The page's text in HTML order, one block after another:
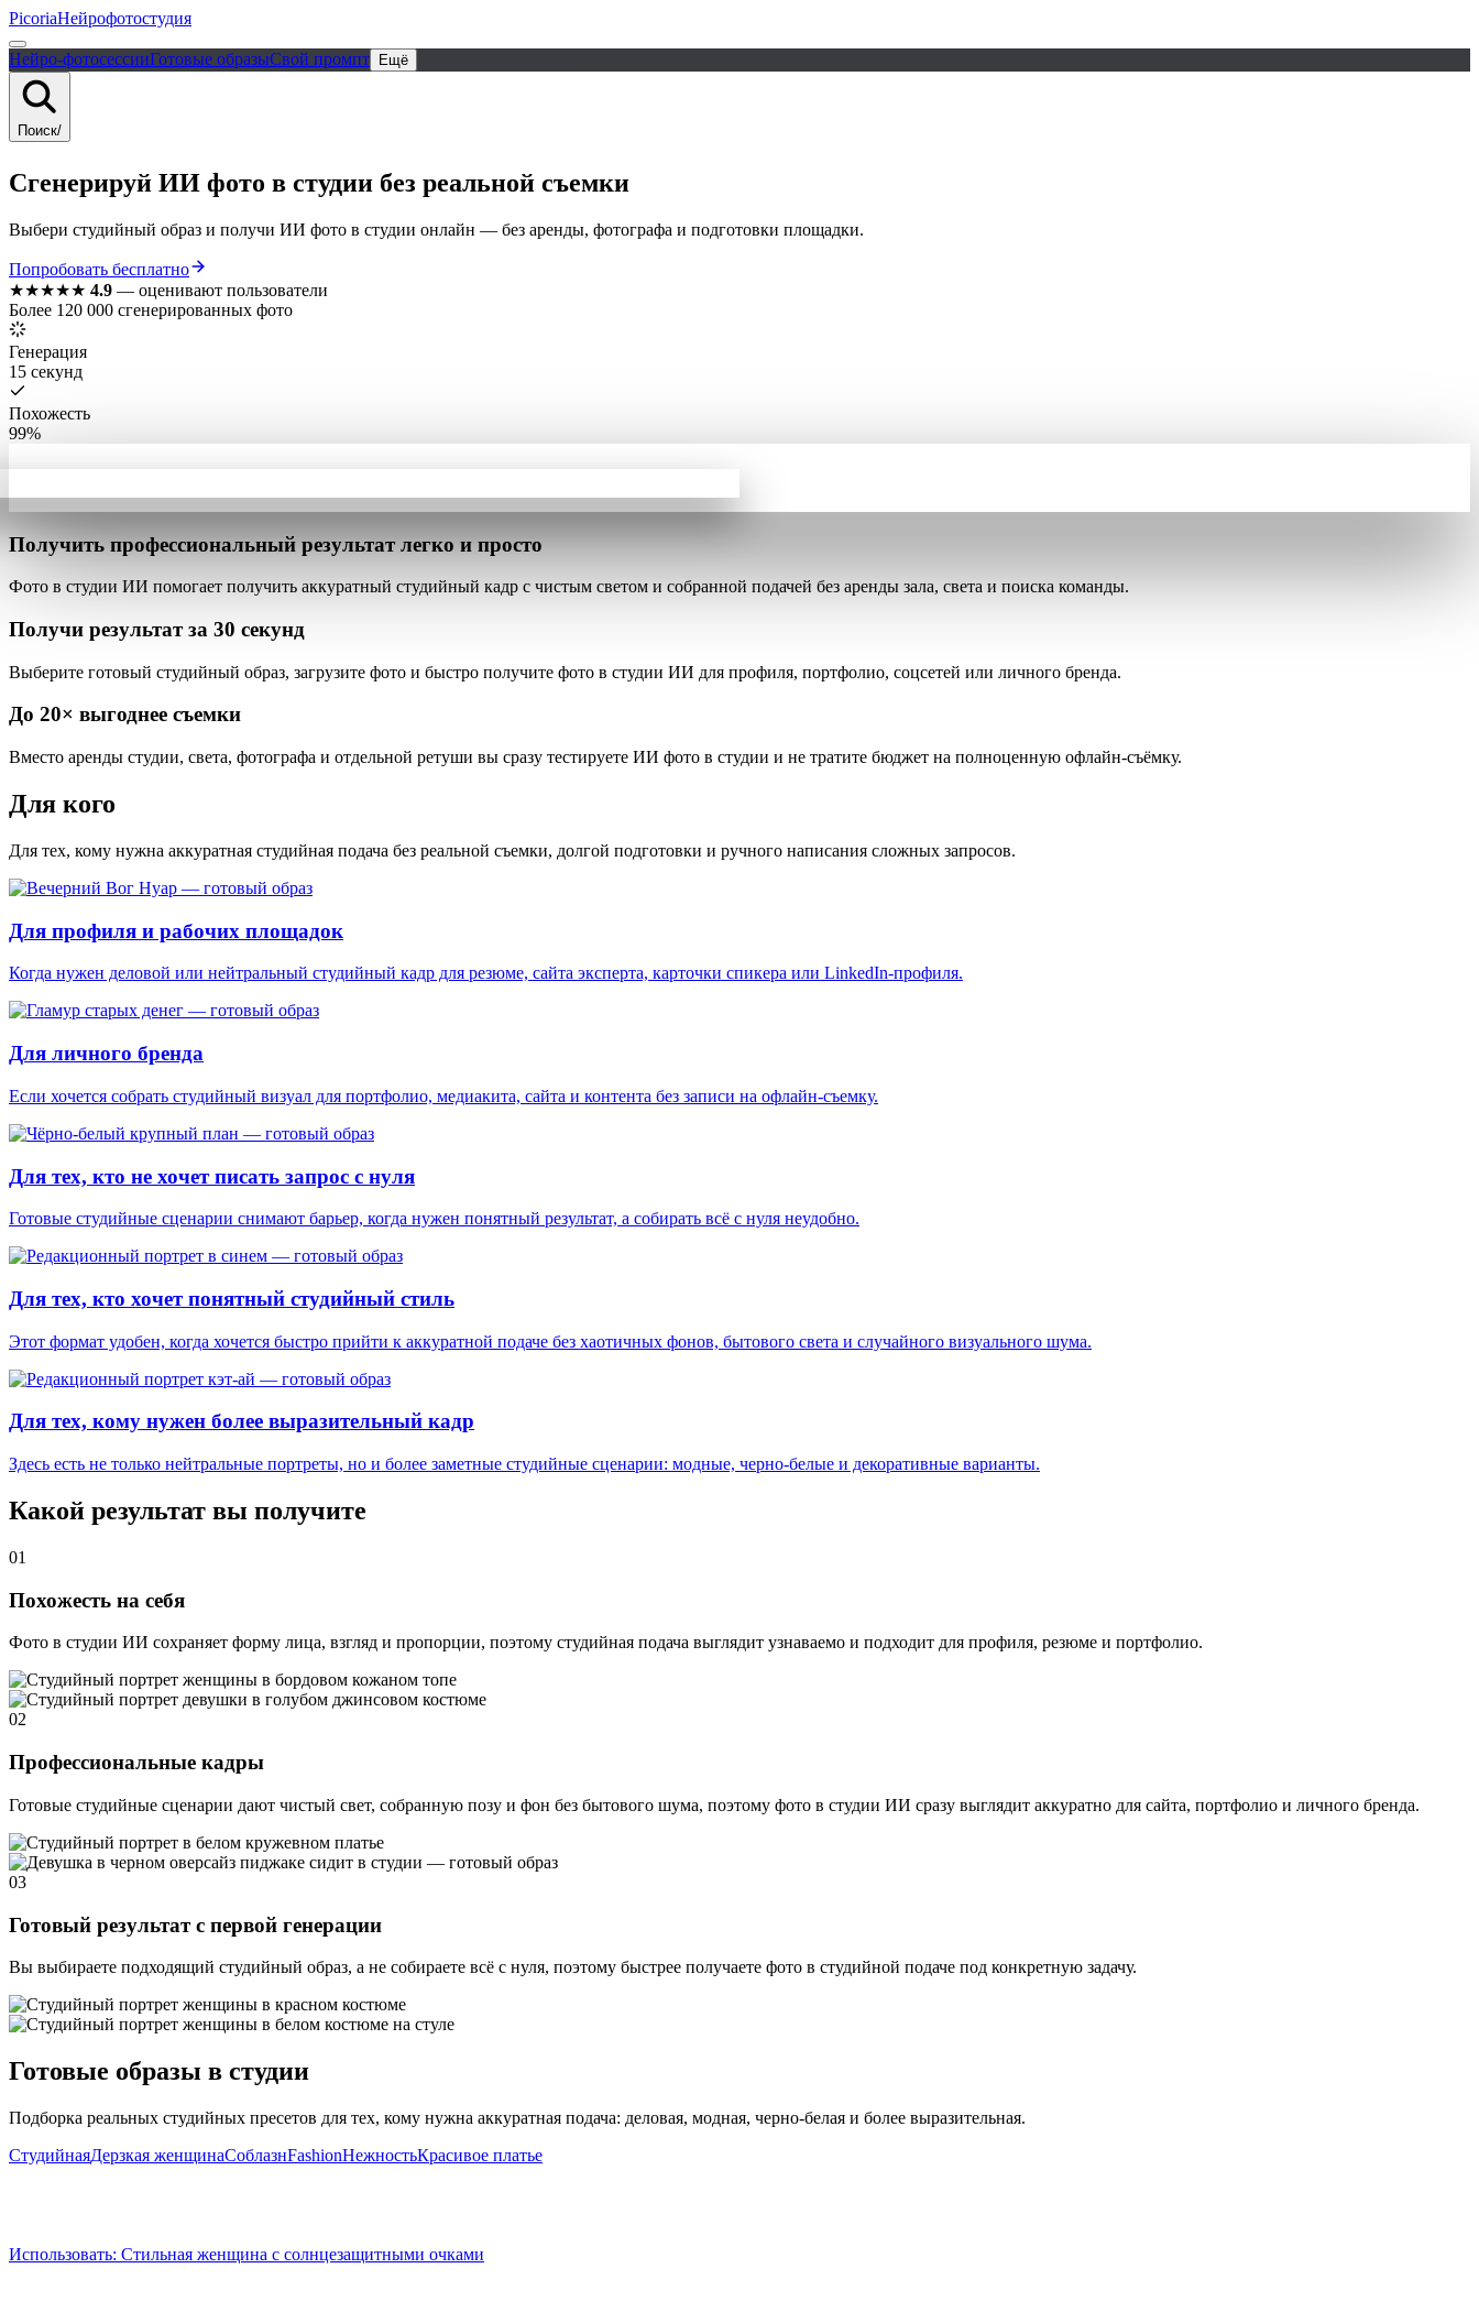
PicoriaНейрофотостудия
Нейро-фотосессииГотовые образыСвой промпт Ещё
Поиск/
Сгенерируй ИИ фото в студии без реальной съемки
Выбери студийный образ и получи ИИ фото в студии онлайн — без аренды, фотографа и подготовки площадки.
Попробовать бесплатно
★★★★★ 4.9 — оценивают пользователи
Более 120 000 сгенерированных фото
Генерация
15 секунд
Похожесть
99%
Получить профессиональный результат легко и просто
Фото в студии ИИ помогает получить аккуратный студийный кадр с чистым светом и собранной подачей без аренды зала, света и поиска команды.
Получи результат за 30 секунд
Выберите готовый студийный образ, загрузите фото и быстро получите фото в студии ИИ для профиля, портфолио, соцсетей или личного бренда.
До 20× выгоднее съемки
Вместо аренды студии, света, фотографа и отдельной ретуши вы сразу тестируете ИИ фото в студии и не тратите бюджет на полноценную офлайн-съёмку.
Для кого
Для тех, кому нужна аккуратная студийная подача без реальной съемки, долгой подготовки и ручного написания сложных запросов.
Для профиля и рабочих площадок
Когда нужен деловой или нейтральный студийный кадр для резюме, сайта эксперта, карточки спикера или LinkedIn-профиля.
Для личного бренда
Если хочется собрать студийный визуал для портфолио, медиакита, сайта и контента без записи на офлайн-съемку.
Для тех, кто не хочет писать запрос с нуля
Готовые студийные сценарии снимают барьер, когда нужен понятный результат, а собирать всё с нуля неудобно.
Для тех, кто хочет понятный студийный стиль
Этот формат удобен, когда хочется быстро прийти к аккуратной подаче без хаотичных фонов, бытового света и случайного визуального шума.
Для тех, кому нужен более выразительный кадр
Здесь есть не только нейтральные портреты, но и более заметные студийные сценарии: модные, черно-белые и декоративные варианты.
Какой результат вы получите
01
Похожесть на себя
Фото в студии ИИ сохраняет форму лица, взгляд и пропорции, поэтому студийная подача выглядит узнаваемо и подходит для профиля, резюме и портфолио.
02
Профессиональные кадры
Готовые студийные сценарии дают чистый свет, собранную позу и фон без бытового шума, поэтому фото в студии ИИ сразу выглядит аккуратно для сайта, портфолио и личного бренда.
03
Готовый результат с первой генерации
Вы выбираете подходящий студийный образ, а не собираете всё с нуля, поэтому быстрее получаете фото в студийной подаче под конкретную задачу.
Готовые образы в студии
Подборка реальных студийных пресетов для тех, кому нужна аккуратная подача: деловая, модная, черно-белая и более выразительная.
СтудийнаяДерзкая женщинаСоблазнFashionНежностьКрасивое платье
Использовать: Стильная женщина с солнцезащитными очками